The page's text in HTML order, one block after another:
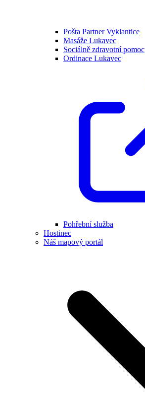
Pošta Partner Vyklantice
Masáže Lukavec
Sociálně zdravotní pomoc
Ordinace Lukavec
Pohřební služba
Hostinec
Náš mapový portál